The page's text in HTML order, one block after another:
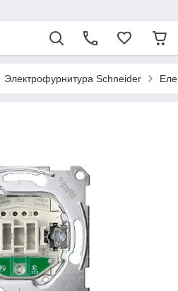
Электрофурнитура Schneider